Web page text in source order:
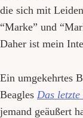
die sich mit
“Marke” und
Daher ist mein
Ein umgekehrtes
Beagles Das
jemand geäußert